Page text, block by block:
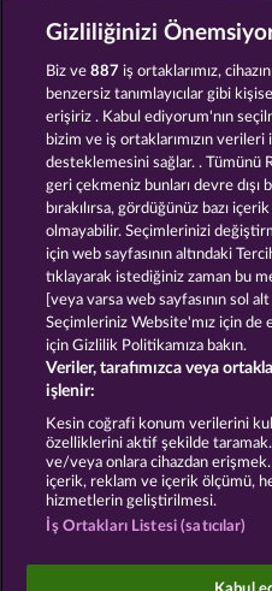
Jack Potter & the Book of Dynasties 6
Pharaos Riches
Hüküm ve Koşullar
Şirket SSS
İptal
Sosyal casino oyunları
gerçek parayla
Gizliliğinizi
Biz ve887 iş ortaklarımız,
benzersiz tanımlayıcılar gibi
erişiriz . Kabul ediyorum'nın
bizim ve iş ortaklarımızın verileri
desteklemesini sağlar. . Tümünü
geri çekmeniz bunları devre dışı
bırakılırsa, gördüğünüz bazı
olmayabilir. Seçimlerinizi
için web sayfasının altındaki
tıklayarak istediğiniz zaman bu
[veya varsa web sayfasının sol
Seçimleriniz Website'mız için de
için Gizlilik Politikamıza bakın.
Veriler, tarafımızca veya
işlenir:
Kesin coğrafi konum verilerini
özelliklerini aktif şekilde
ve/veya onlara cihazdan
içerik, reklam ve içerik ölçümü,
hizmetlerin geliştirilmesi.
İş Ortakları Listesi (satıcılar)